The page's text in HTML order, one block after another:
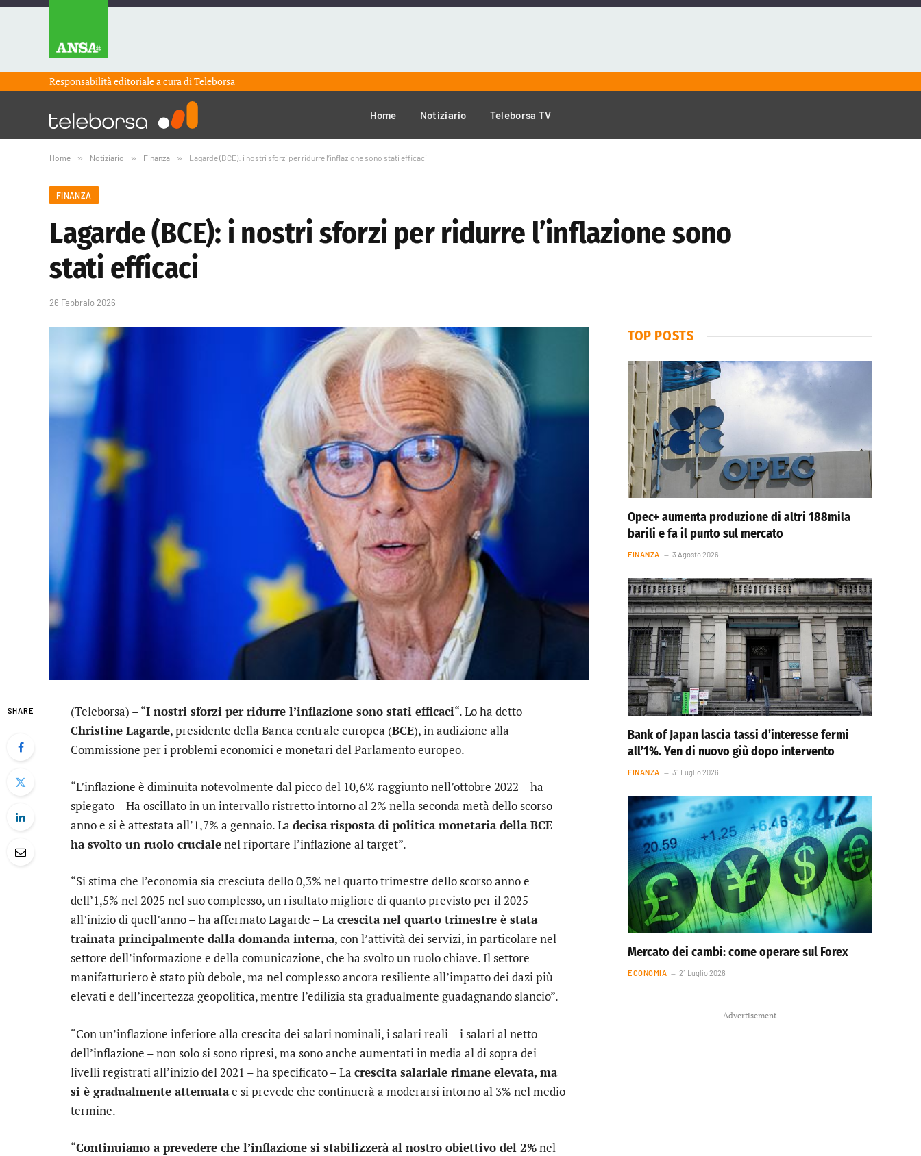
Responsabilità editoriale a cura diTeleborsa
Home Notiziario Teleborsa TV
Home » Notiziario » Finanza » Lagarde (BCE): i nostri sforzi per ridurre l’inflazione sono stati efficaci
FINANZA
Lagarde (BCE): i nostri sforzi per ridurre l’inflazione sono
stati efficaci
26 Febbraio 2026
SHARE (Teleborsa) – “I nostri sforzi per ridurre l’inflazione sono stati efficaci“. Lo ha detto
Christine Lagarde, presidente della Banca centrale europea (BCE), in audizione alla
Commissione per i problemi economici e monetari del Parlamento europeo.
“L’inflazione è diminuita notevolmente dal picco del 10,6% raggiunto nell’ottobre 2022 – ha
spiegato – Ha oscillato in un intervallo ristretto intorno al 2% nella seconda metà dello scorso
anno e si è attestata all’1,7% a gennaio. La decisa risposta di politica monetaria della BCE
ha svolto un ruolo crucialenel riportare l’inflazione al target”.
“Si stima che l’economia sia cresciuta dello 0,3% nel quarto trimestre dello scorso anno e
dell’1,5% nel 2025 nel suo complesso, un risultato migliore di quanto previsto per il 2025
all’inizio di quell’anno – ha affermato Lagarde – La crescita nel quarto trimestre è stata
trainata principalmente dalla domanda interna, con l’attività dei servizi, in particolare nel
settore dell’informazione e della comunicazione, che ha svolto un ruolo chiave. Il settore
manifatturiero è stato più debole, ma nel complesso ancora resiliente all’impatto dei dazi più
elevati e dell’incertezza geopolitica, mentre l’edilizia sta gradualmente guadagnando slancio”.
“Con un’inflazione inferiore alla crescita dei salari nominali, i salari reali – i salari al netto
dell’inflazione – non solo si sono ripresi, ma sono anche aumentati in media al di sopra dei
livelli registrati all’inizio del 2021 – ha specificato – La crescita salariale rimane elevata, ma
si è gradualmente attenuatae si prevede che continuerà a moderarsi intorno al 3% nel medio
termine.
“Continuiamo a prevedere che l’inflazione si stabilizzerà al nostro obiettivo del 2%nel
TOP POSTS
Opec+ aumenta produzione di altri 188mila
barili e fa il punto sul mercato
FINANZA 3 Agosto 2026
Bank of Japan lascia tassi d’interesse fermi
all’1%. Yen di nuovo giù dopo intervento
FINANZA 31 Luglio 2026
Mercato dei cambi: come operare sul Forex
ECONOMIA 21 Luglio 2026
Advertisement